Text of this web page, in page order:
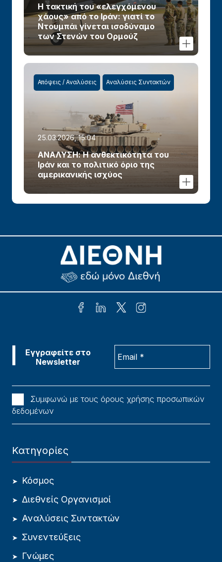
Η τακτική του «ελεγχόμενου
χάους» από το Ιράν: γιατί το
Ντουμπάι γίνεται ισοδύναμο
των Στενών του Ορμούζ
Απόψεις / Αναλύσεις Αναλύσεις Συντακτών
25.03.2026, 15:04
ΑΝΑΛΥΣΗ: Η ανθεκτικότητα του
Ιράν και το πολιτικό όριο της
αμερικανικής ισχύος
Συμφωνώ με τους όρους χρήσης προσωπικών
δεδομένων
Κατηγορίες
Κόσμος
Διεθνείς Οργανισμοί
Αναλύσεις Συντακτών
Συνεντεύξεις
Γνώμες